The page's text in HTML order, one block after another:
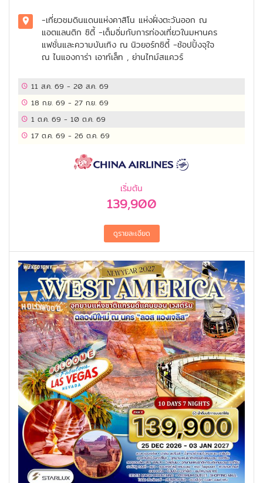
-เที่ยวชมดินแดนแห่งคาสิโน แห่งฝั่งตะวันออก ณ
แอตแลนติก ซิตี้ -เต็มอิ่มกับการท่องเที่ยวในมหานคร
แฟชั่นและความบันเทิง ณ นิวยอร์กซิตี้ -ช้อปปิ้งจุใจ
ณ ไนแองการ่า เอาท์เล็ท , ย่านไทม์สแควร์
11 ส.ค. 69 - 20 ส.ค. 69
18 ก.ย. 69 - 27 ก.ย. 69
1 ต.ค. 69 - 10 ต.ค. 69
17 ต.ค. 69 - 26 ต.ค. 69
เริ่มต้น
139,900